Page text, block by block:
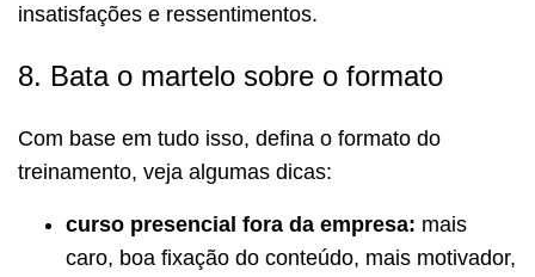
insatisfações e ressentimentos.
8. Bata o martelo sobre o formato
Com base em tudo isso, defina o formato do
treinamento, veja algumas dicas:
curso presencial fora da empresa: mais
caro, boa fixação do conteúdo, mais motivador,